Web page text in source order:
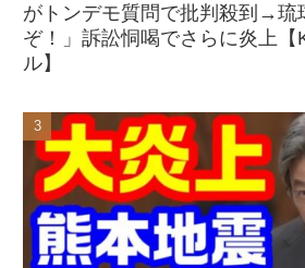
がトンデモ質問で批判殺到→琉
ぞ！」訴訟恫喝でさらに炎上【
ル】